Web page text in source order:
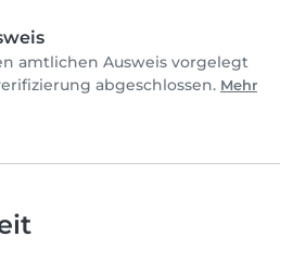
amtlichen Ausweis vorgelegt
abgeschlossen. Mehr